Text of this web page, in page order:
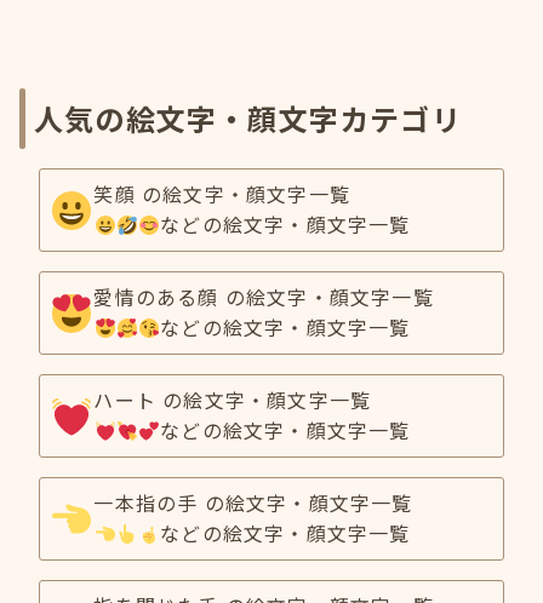
人気の絵文字・顔文字カテゴリ
笑顔 の絵文字・顔文字一覧
などの絵文字・顔文字一覧
愛情のある顔 の絵文字・顔文字一覧
などの絵文字・顔文字一覧
ハート の絵文字・顔文字一覧
などの絵文字・顔文字一覧
一本指の手 の絵文字・顔文字一覧
などの絵文字・顔文字一覧